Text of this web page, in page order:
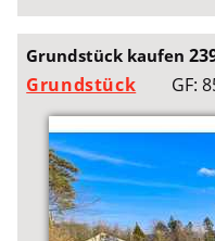
Grundstück kaufen
Grundstück
GF: